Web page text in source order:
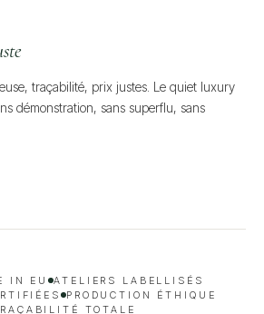
traçabilité, prix justes. Le quiet luxury
démonstration, sans superflu, sans
IN EU ATELIERS LABELLISÉS
PRODUCTION ÉTHIQUE
TOTALE